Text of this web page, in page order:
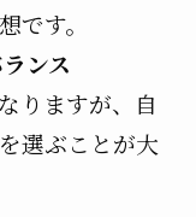
です。
ンス
りますが、自
選ぶことが大